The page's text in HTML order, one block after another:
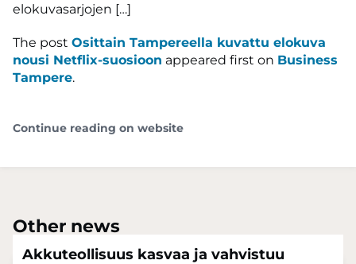
elokuvasarjojen […]
The post Osittain Tampereella kuvattu elokuva
nousi Netflix-suosioon appeared first on Business
Tampere.
Continue reading on website
Other news
Akkuteollisuus kasvaa ja vahvistuu